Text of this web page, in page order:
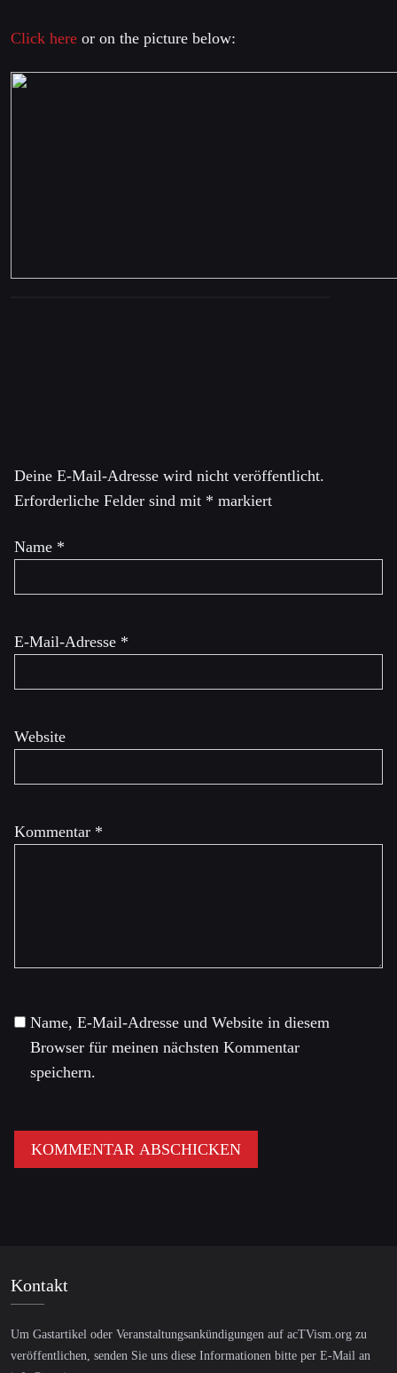
Click here or on the picture below:
Deine E-Mail-Adresse wird nicht veröffentlicht.
Erforderliche Felder sind mit * markiert
Kommentar *
Name *
E-Mail-Adresse *
Website
Name, E-Mail-Adresse und Website in diesem
Browser für meinen nächsten Kommentar
speichern.
Kontakt
Um Gastartikel oder Veranstaltungsankündigungen auf acTVism.org zu
veröffentlichen, senden Sie uns diese Informationen bitte per E-Mail an